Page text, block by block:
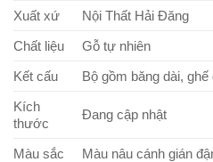
Xuất xứ
Nội Thất Hải Đăng
Chất liệu
Gỗ tự nhiên
Kết cấu
Bộ gồm băng dài,
Kích
thước
Đang cập nhật
Màu sắc
Màu nâu cánh gián